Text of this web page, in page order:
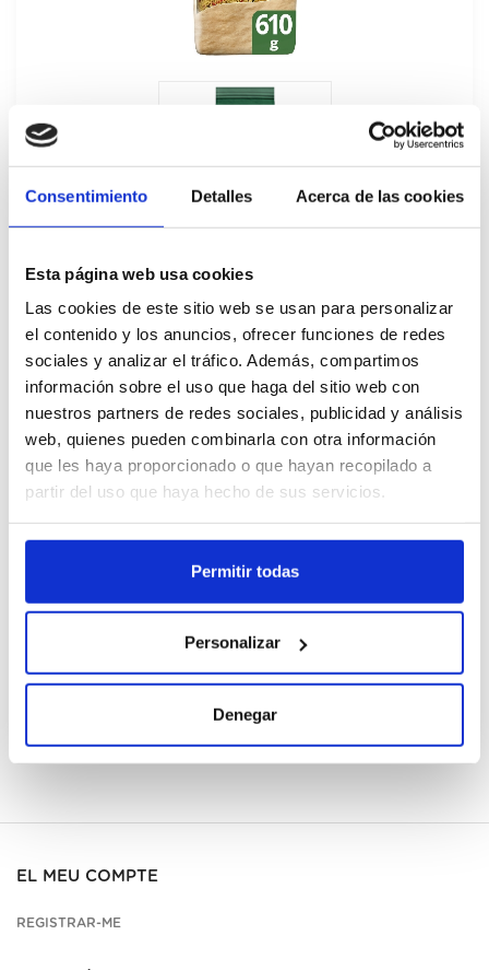
Consentimiento Detalles Acerca de las cookies
Esta página web usa cookies
Las cookies de este sitio web se usan para personalizar
el contenido y los anuncios, ofrecer funciones de redes
sociales y analizar el tráfico. Además, compartimos
información sobre el uso que haga del sitio web con
nuestros partners de redes sociales, publicidad y análisis
web, quienes pueden combinarla con otra información
que les haya proporcionado o que hayan recopilado a
partir del uso que haya hecho de sus servicios.
Permitir todas
Personalizar
Denegar
CousCous Knorr 4x610G
669453
Cajas
No disponible, sol·licita ara
Fitxa tècnica
EL MEU COMPTE
REGISTRAR-ME